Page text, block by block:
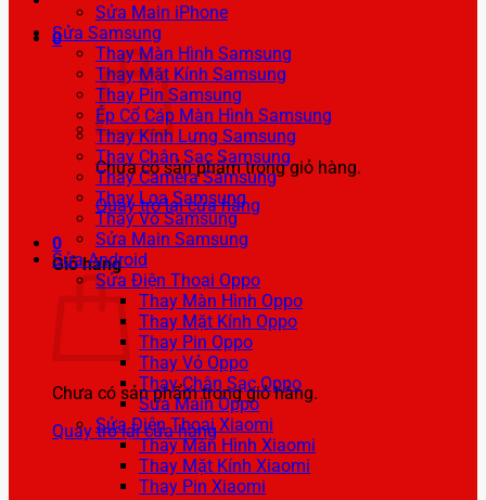
0
Chưa có sản phẩm trong giỏ hàng.
Quay trở lại cửa hàng
0
Giỏ hàng
Chưa có sản phẩm trong giỏ hàng.
Quay trở lại cửa hàng
Sửa Main iPhone
Sửa Samsung
Thay Màn Hình Samsung
Thay Mặt Kính Samsung
Thay Pin Samsung
Ép Cổ Cáp Màn Hình Samsung
Thay Kính Lưng Samsung
Thay Chân Sạc Samsung
Thay Camera Samsung
Thay Loa Samsung
Thay Vỏ Samsung
Sửa Main Samsung
Sửa Android
Sửa Điện Thoại Oppo
Thay Màn Hình Oppo
Thay Mặt Kính Oppo
Thay Pin Oppo
Thay Vỏ Oppo
Thay Chân Sạc Oppo
Sửa Main Oppo
Sửa Điện Thoại Xiaomi
Thay Màn Hình Xiaomi
Thay Mặt Kính Xiaomi
Thay Pin Xiaomi